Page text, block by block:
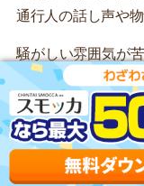
通行人の話し声や
騒がしい雰囲気が
リアで物件を探す
▶荏原町駅の住み
荏原